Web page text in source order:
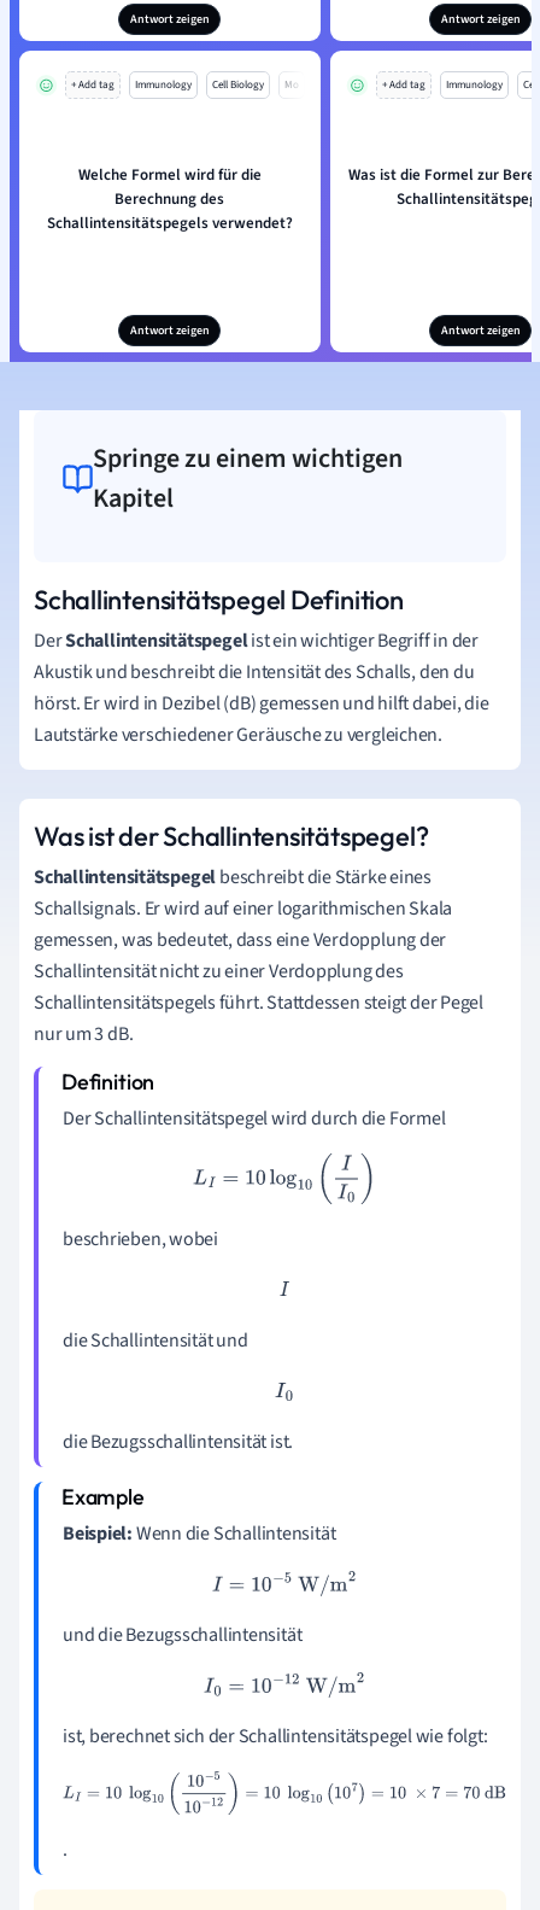
Antwort zeigen Antwort zeigen
+ Add tag Immunology Cell Biology Mo
Welche Formel wird für die
Berechnung des
Schallintensitätspegels verwendet?
Antwort zeigen
+ Add tag Immunology
Was ist die Formel zur
Antwort zeigen
Springe zu einem wichtigen
Kapitel
Schallintensitätspegel Definition
DerSchallintensitätspegelist ein wichtiger Begriff in der
Akustik und beschreibt die Intensität des Schalls, den du
hörst. Er wird in Dezibel (dB) gemessen und hilft dabei, die
Lautstärke verschiedener Geräusche zu vergleichen.
Was ist der Schallintensitätspegel?
Schallintensitätspegelbeschreibt die Stärke eines
Schallsignals. Er wird auf einer logarithmischen Skala
gemessen, was bedeutet, dass eine Verdopplung der
Schallintensität nicht zu einer Verdopplung des
Schallintensitätspegels führt. Stattdessen steigt der Pegel
nur um 3 dB.
Der Schallintensitätspegel wird durch die Formel
LI =10log10 II )
beschrieben, wobei
I
die Schallintensität und
I0
die Bezugsschallintensität ist.
Beispiel:Wenn die Schallintensität
I= 10−5W/m2
und die Bezugsschallintensität
0= 10−12W/m2
ist, berechnet sich der Schallintensitätspegel wie folgt:
LI=10 log10( 10−510− 12 )=10log 10(10 7)=10 ×7= 70 dB
.